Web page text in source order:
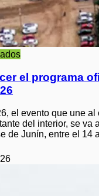
el programa
el evento que une al
del interior, se va
de Junín, entre el 14